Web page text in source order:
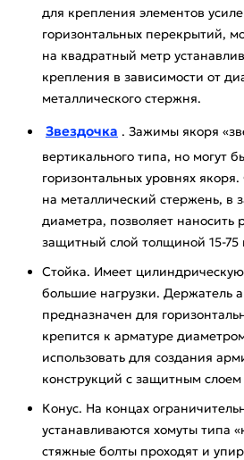
для крепления элементов
горизонтальных перекрытий,
на квадратный метр
крепления в зависимости от
металлического стержня.
Звездочка . Зажимы якоря
вертикального типа, но могут
горизонтальных уровнях
на металлический стержень, в
диаметра, позволяет наносить
защитный слой толщиной 15-75
Стойка. Имеет
большие нагрузки. Держатель
предназначен для
крепится к арматуре
использовать для создания
конструкций с защитным
Конус. На концах
устанавливаются хомуты типа
стяжные болты проходят и